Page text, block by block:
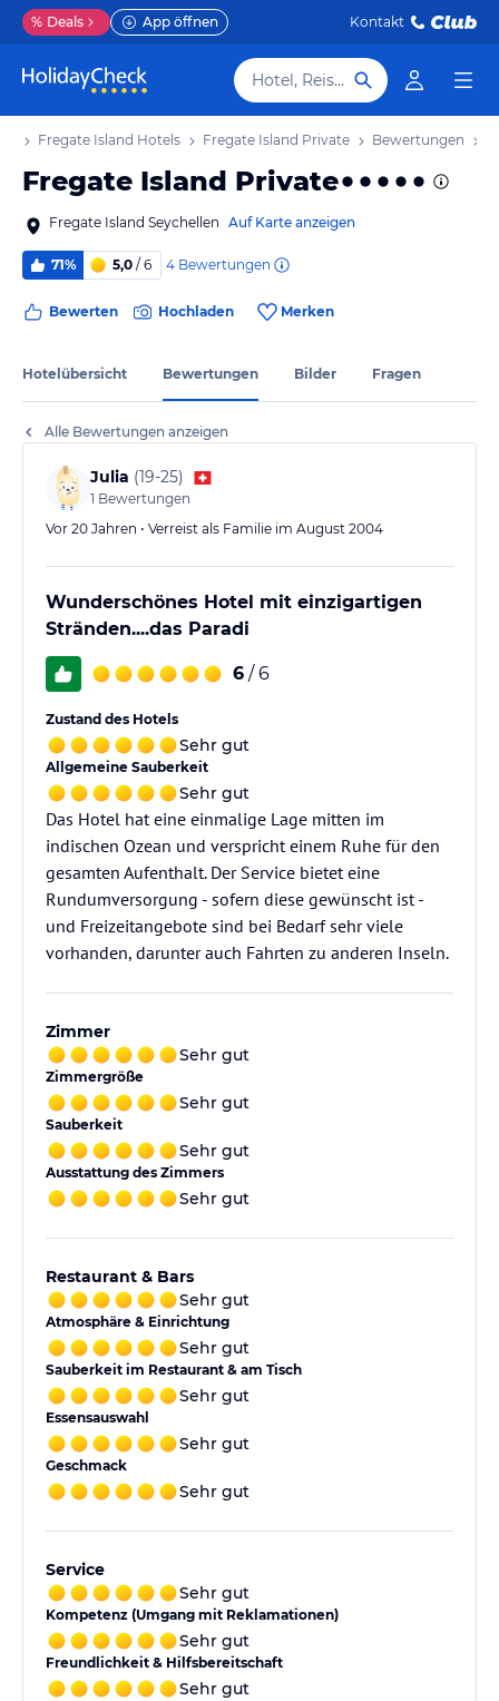
% Deals App öffnen Kontakt
Hotel, Reiseziel
Fregate Island Hotels Fregate Island Private Bewertungen
Fregate Island Private
Fregate Island Seychellen Auf Karte anzeigen
71% 5,0 / 6 4 Bewertungen
Bewerten Hochladen Merken
Hotelübersicht Bewertungen Bilder Fragen
Alle Bewertungen anzeigen
Julia (19-25)
1 Bewertungen
Vor 20 Jahren • Verreist als Familie im August 2004
Wunderschönes Hotel mit einzigartigen
Stränden....das Paradi
6 / 6
Zustand des Hotels
Sehr gut
Allgemeine Sauberkeit
Sehr gut
Das Hotel hat eine einmalige Lage mitten im
indischen Ozean und verspricht einem Ruhe für den
gesamten Aufenthalt. Der Service bietet eine
Rundumversorgung - sofern diese gewünscht ist -
und Freizeitangebote sind bei Bedarf sehr viele
vorhanden, darunter auch Fahrten zu anderen Inseln.
Zimmer
Sehr gut
Zimmergröße
Sehr gut
Sauberkeit
Sehr gut
Ausstattung des Zimmers
Sehr gut
Restaurant & Bars
Sehr gut
Atmosphäre & Einrichtung
Sehr gut
Sauberkeit im Restaurant & am Tisch
Sehr gut
Essensauswahl
Sehr gut
Geschmack
Sehr gut
Service
Sehr gut
Kompetenz (Umgang mit Reklamationen)
Sehr gut
Freundlichkeit & Hilfsbereitschaft
Sehr gut